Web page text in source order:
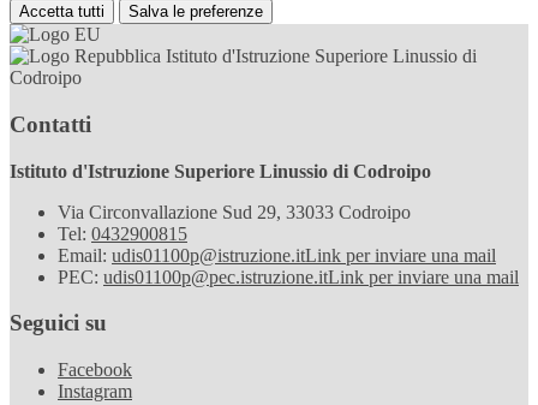
Accetta tutti Salva le preferenze
Istituto d'Istruzione Superiore Linussio di
Codroipo
Contatti
Istituto d'Istruzione Superiore Linussio di Codroipo
Via Circonvallazione Sud 29, 33033 Codroipo
Tel: 0432900815
Email: udis01100p@istruzione.itLink per inviare una mail
PEC: udis01100p@pec.istruzione.itLink per inviare una mail
Seguici su
Facebook
Instagram